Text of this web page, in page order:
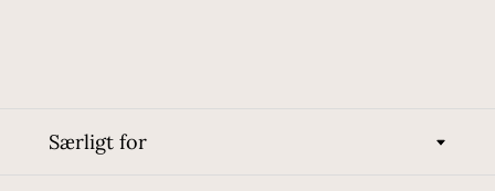
Særligt for